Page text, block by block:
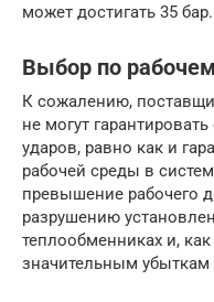
может достигать 35 бар.
Выбор по
К сожалению,
не могут
ударов, равно как и
рабочей среды в
превышение рабочего
разрушению
теплообменниках и,
значительным убыткам